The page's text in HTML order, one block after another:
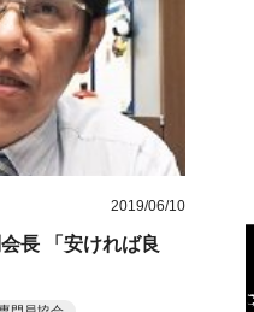
2019/06/10
長 「安ければ良